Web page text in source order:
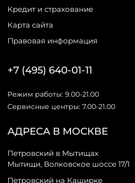
Кредит и страхование
Карта сайта
Правовая информация
АДРЕСА В МОСКВЕ
Петровский в Мытищах
Мытищи, Волковское шоссе 17/1
Петровский на Каширке
+7 (495) 640-01-11
Режим работы: 9.00-21.00
Сервисные центры: 7.00-21.00